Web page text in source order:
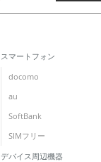
スマートフォン
docomo
au
SoftBank
SIMフリー
デバイス周辺機器